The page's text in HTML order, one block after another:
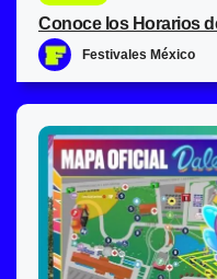
Conoce los Horarios
Festivales México